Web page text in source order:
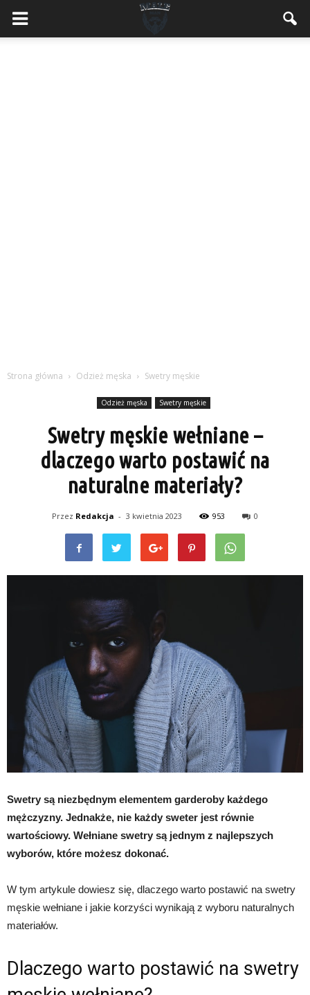
MaleMEN.pl
Strona główna Odzież męska Swetry męskie
Odzież męska Swetry męskie
Swetry męskie wełniane –
dlaczego warto postawić na
naturalne materiały?
Przez Redakcja - 3 kwietnia 2023 953 0
Swetry są niezbędnym elementem garderoby każdego
mężczyzny. Jednakże, nie każdy sweter jest równie
wartościowy. Wełniane swetry są jednym z najlepszych
wyborów, które możesz dokonać.
W tym artykule dowiesz się, dlaczego warto postawić na swetry
męskie wełniane i jakie korzyści wynikają z wyboru naturalnych
materiałów.
Dlaczego warto postawić na swetry